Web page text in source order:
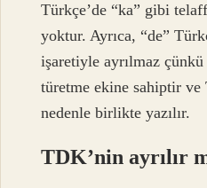
Türkçe’de “ka” gibi
yoktur. Ayrıca, “de”
işaretiyle ayrılmaz
türetme ekine sahiptir ve
nedenle birlikte yazılır.
TDK’nin ayrılır